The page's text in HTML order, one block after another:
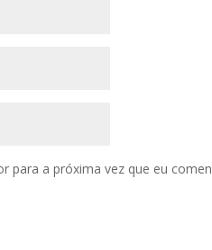
para a próxima vez que eu